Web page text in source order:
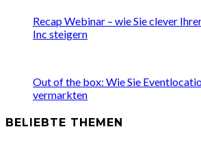
Recap Webinar – wie Sie clever
Inc steigern
Out of the box: Wie Sie
vermarkten
BELIEBTE THEMEN